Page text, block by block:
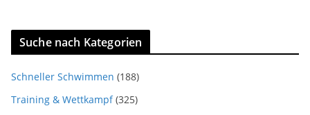
Suche nach Kategorien
Schneller Schwimmen (188)
Training & Wettkampf(325)